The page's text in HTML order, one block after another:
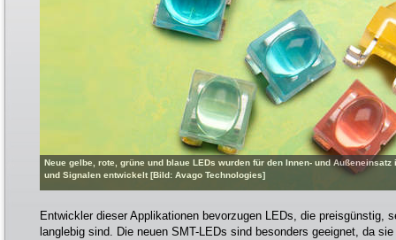
Neue gelbe, rote, grüne und blaue LEDs wurden für den Innen- und
und Signalen entwickelt [Bild: Avago Technologies]
Entwickler dieser Applikationen bevorzugen LEDs, die preisgünstig,
langlebig sind. Die neuen SMT-LEDs sind besonders geeignet, da